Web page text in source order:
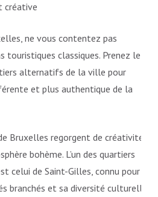
créative
ne vous contentez pas
classiques. Prenez le
alternatifs de la ville pour
et plus authentique de la
Bruxelles regorgent de créativité,
bohème. L’un des quartiers
celui de Saint-Gilles, connu pour
branchés et sa diversité culturelle.